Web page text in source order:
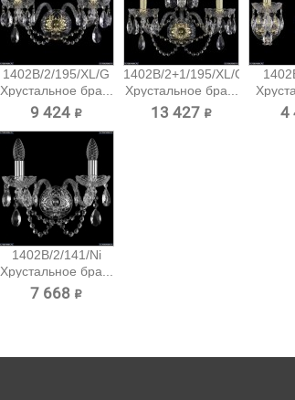
1402B/2/195/XL/G
Хрустальное бра...
9 424 ₽
1402B/2+1/195/XL/G
Хрустальное бра...
13 427 ₽ 4
1402B/2/141/Ni
Хрустальное бра...
7 668 ₽